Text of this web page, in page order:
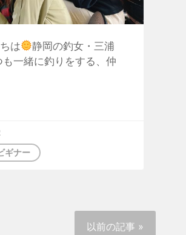
は
静岡の釣女・三浦
一緒に釣りをする、仲
ギナー
以前の記事 »